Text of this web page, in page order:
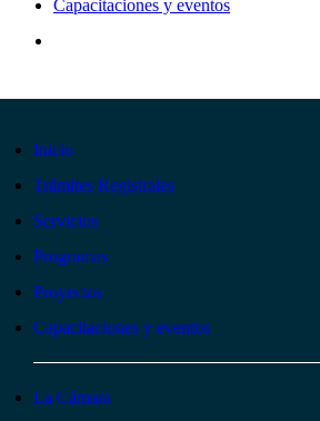
Capacitaciones y eventos
Inicio
Trámites Registrales
Servicios
Programas
Proyectos
Capacitaciones y eventos
La Cámara